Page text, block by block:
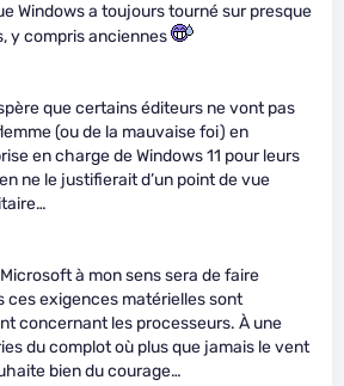
Windows a toujours tourné sur presque
y compris anciennes
que certains éditeurs ne vont pas
(ou de la mauvaise foi) en
en charge de Windows 11 pour leurs
ne le justifierait d’un point de vue
à mon sens sera de faire
ces exigences matérielles sont
concernant les processeurs. À une
du complot où plus que jamais le vent
bien du courage…